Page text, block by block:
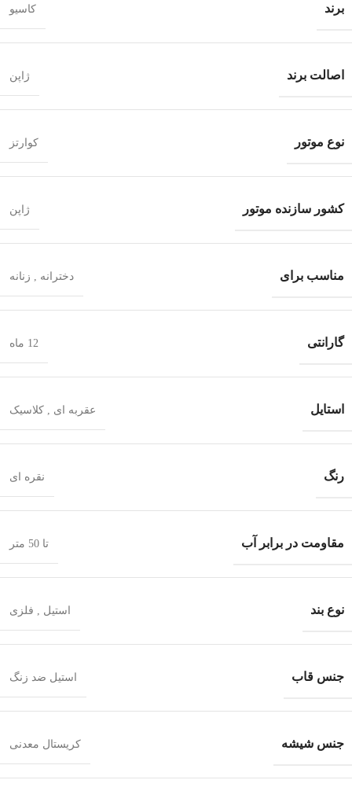
برند کاسیو
اصالت برند ژاپن
نوع موتور کوارتز
کشور سازنده موتور ژاپن
مناسب برای دخترانه زنانه
گارانتی 12 ماه
استایل عقربه ای کلاسیک
رنگ نقره ای
مقاومت در برابر آب تا 50 متر
نوع بند استیل فلزی
جنس قاب استیل ضد زنگ
جنس شیشه کریستال معدنی